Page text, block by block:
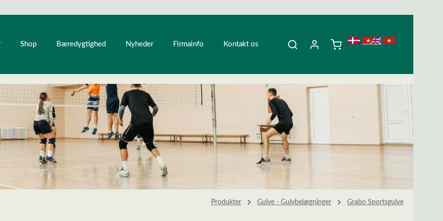
Shop Bæredygtighed Nyheder Firmainfo Kontakt os
Produkter Gulve - Gulvbelægninger Grabo Sportsgulve